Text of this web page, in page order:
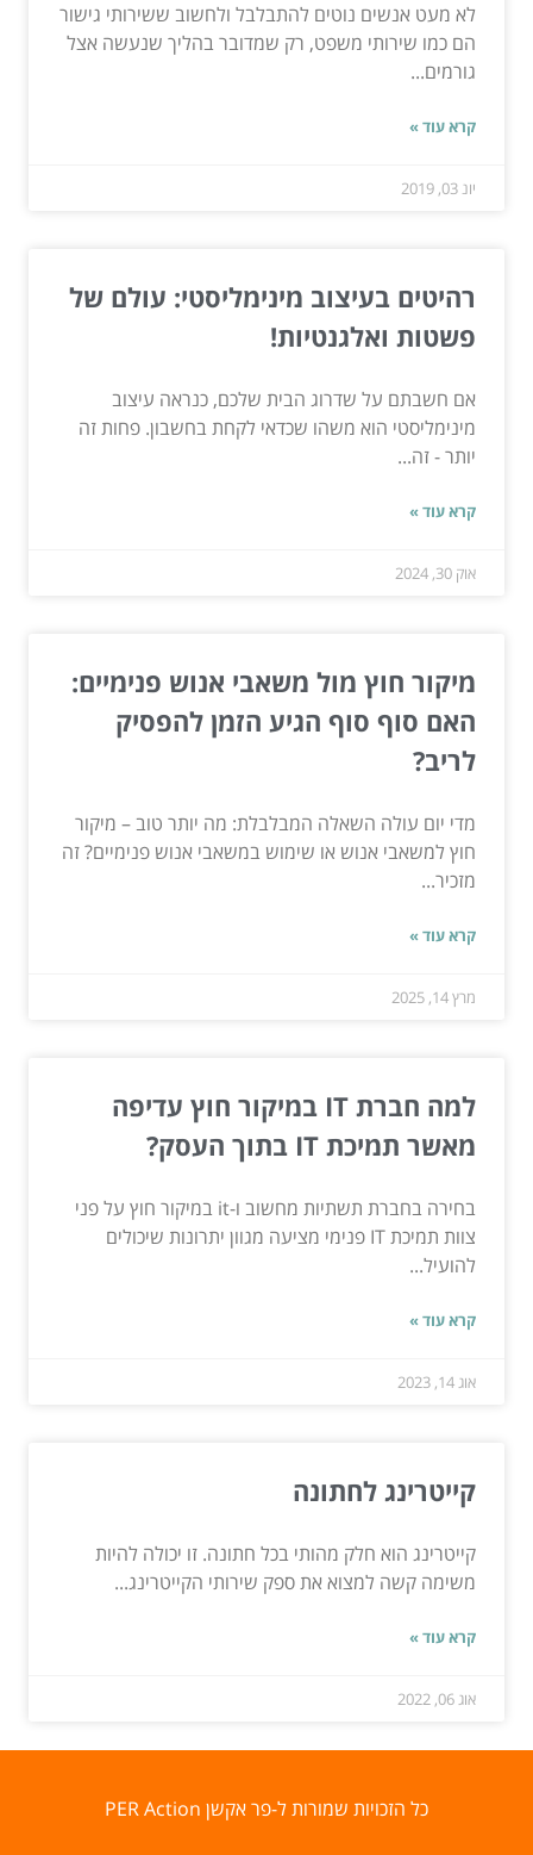
לא מעט אנשים נוטים להתבלבל ולחשוב ששירותי גישור
הם כמו שירותי משפט, רק שמדובר בהליך שנעשה אצל
גורמים...
קרא עוד »
יונ 03, 2019
רהיטים בעיצוב מינימליסטי: עולם של
פשטות ואלגנטיות!
אם חשבתם על שדרוג הבית שלכם, כנראה עיצוב
מינימליסטי הוא משהו שכדאי לקחת בחשבון. פחות זה
יותר - זה...
קרא עוד »
אוק 30, 2024
מיקור חוץ מול משאבי אנוש פנימיים:
האם סוף סוף הגיע הזמן להפסיק
לריב?
מדי יום עולה השאלה המבלבלת: מה יותר טוב – מיקור
חוץ למשאבי אנוש או שימוש במשאבי אנוש פנימיים? זה
מזכיר...
קרא עוד »
מרץ 14, 2025
למה חברת IT במיקור חוץ עדיפה
מאשר תמיכת IT בתוך העסק?
בחירה בחברת תשתיות מחשוב ו-it במיקור חוץ על פני
צוות תמיכת IT פנימי מציעה מגוון יתרונות שיכולים
להועיל...
קרא עוד »
אוג 14, 2023
קייטרינג לחתונה
קייטרינג הוא חלק מהותי בכל חתונה. זו יכולה להיות
משימה קשה למצוא את ספק שירותי הקייטרינג...
קרא עוד »
אוג 06, 2022
כל הזכויות שמורות ל-פר אקשן PER Action